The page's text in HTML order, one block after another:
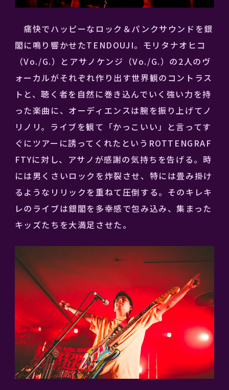
痛快でハッピーなロック＆パンクサウンドを銀
閣に鳴り響かせたTENDOUJI。モリタナオヒコ
（Vo./G.）とアサノケンジ（Vo./G.）の2人のヴ
ォーカルがそれぞれ作り出す世界観のコントラス
トと、聴く者を自然に巻き込んでいく強い力を持
った楽曲に、オーディエンスは腕を振り上げてノ
リノリ。ライブを観て「かっこいい」と言ってす
ぐにツアーに誘ってくれたというROTTENGRAF
FTYに対し、アサノが感謝の気持ちを告げる。時
には男くさいロックを炸裂させ、特には畳み掛け
るようなリリックを重ねて圧倒する。そのキレキ
レのライブは銀閣を多幸感で包み込み、集まった
キッズたちを大満足させた。